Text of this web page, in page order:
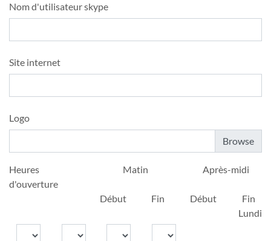
Nom d'utilisateur skype
Site internet
Logo
Heures
d'ouverture
Matin Après-midi
Début Fin Début
Fin
Lundi